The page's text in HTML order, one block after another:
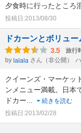
夕食時に行ったところ
投稿日:2013/08/30
ドカーンとボリュー
3.5 旅行
by lalala さん（非公開）
クイーンズ・マーケッ
ンメニュー満載。日本
ドカー
続きを読む
投稿日:2013/02/28